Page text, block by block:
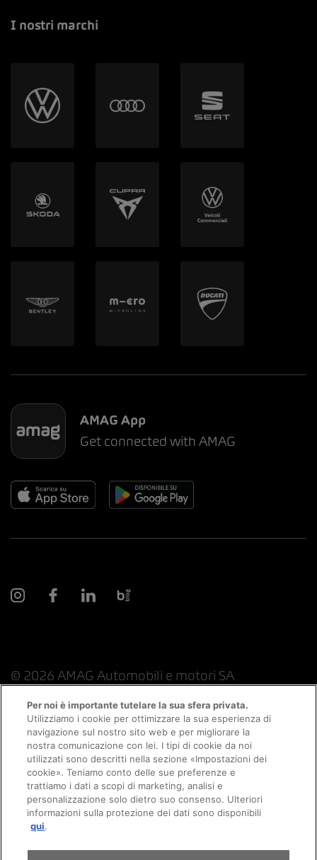
Appuntamento
Giro di prova
I nostri marchi
AMAG App
Get connected with AMAG
© 2026 AMAG Automobili e motori SA
Protezione dei dati Indicazioni giuridiche
Consulenza online informazioni legali
Politica sui cookie Colophon
Per noi è importante tutelare la sua sfera privata.
Utilizziamo i cookie per ottimizzare la sua esperienza di
navigazione sul nostro sito web e per migliorare la
nostra comunicazione con lei. I tipi di cookie da noi
utilizzati sono descritti nella sezione «Impostazioni dei
cookie». Teniamo conto delle sue preferenze e
trattiamo i dati a scopi di marketing, analisi e
personalizzazione solo dietro suo consenso. Ulteriori
informazioni sulla protezione dei dati sono disponibili
qui.